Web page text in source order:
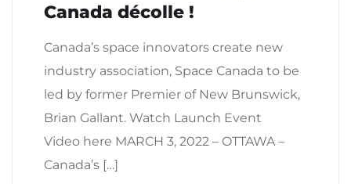
Canada décolle !
Canada’s space innovators create new
industry association, Space Canada to be
led by former Premier of New Brunswick,
Brian Gallant. Watch Launch Event
Video here MARCH 3, 2022 – OTTAWA –
Canada’s […]